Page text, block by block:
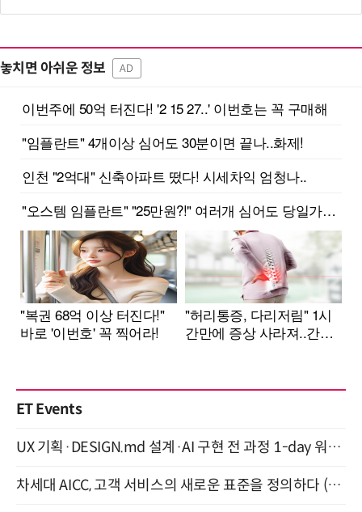
놓치면 아쉬운 정보 AD
ET Events
UX 기획·DESIGN.md 설계·AI 구현 전 과정 1-day 워크숍 with Claude Code·Codex 9월 15일 개최
차세대 AICC, 고객 서비스의 새로운 표준을 정의하다 (9/9)